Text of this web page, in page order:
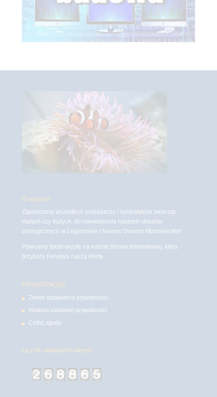
O witrynie
Zapraszamy wszystkich posiadaczy i sympatyków zwierząt
małych czy dużych, do odwiedzenia naszych sklepów
zoologicznych w Legionowie i Nowym Dworze Mazowieckim
Polecamy także wizytę na naszej stronie internetowej, która
przybliży Państwu naszą ofertę.
PRYWATNOŚĆ
Zmień ustawienia prywatności
Historia ustawień prywatności
Cofnij zgody
Licznik odwiedzin witryny